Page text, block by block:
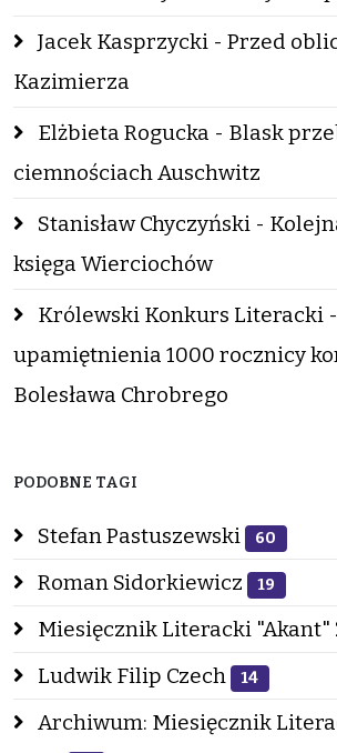
Jacek Kasprzycki - Przed
Kazimierza
Elżbieta Rogucka - Blask
ciemnościach Auschwitz
Stanisław Chyczyński -
księga Wierciochów
Królewski Konkurs Literacki
upamiętnienia 1000 rocznicy
Bolesława Chrobrego
PODOBNE TAGI
Stefan Pastuszewski 60
Roman Sidorkiewicz 19
Miesięcznik Literacki "Akant"
Ludwik Filip Czech 14
Archiwum: Miesięcznik